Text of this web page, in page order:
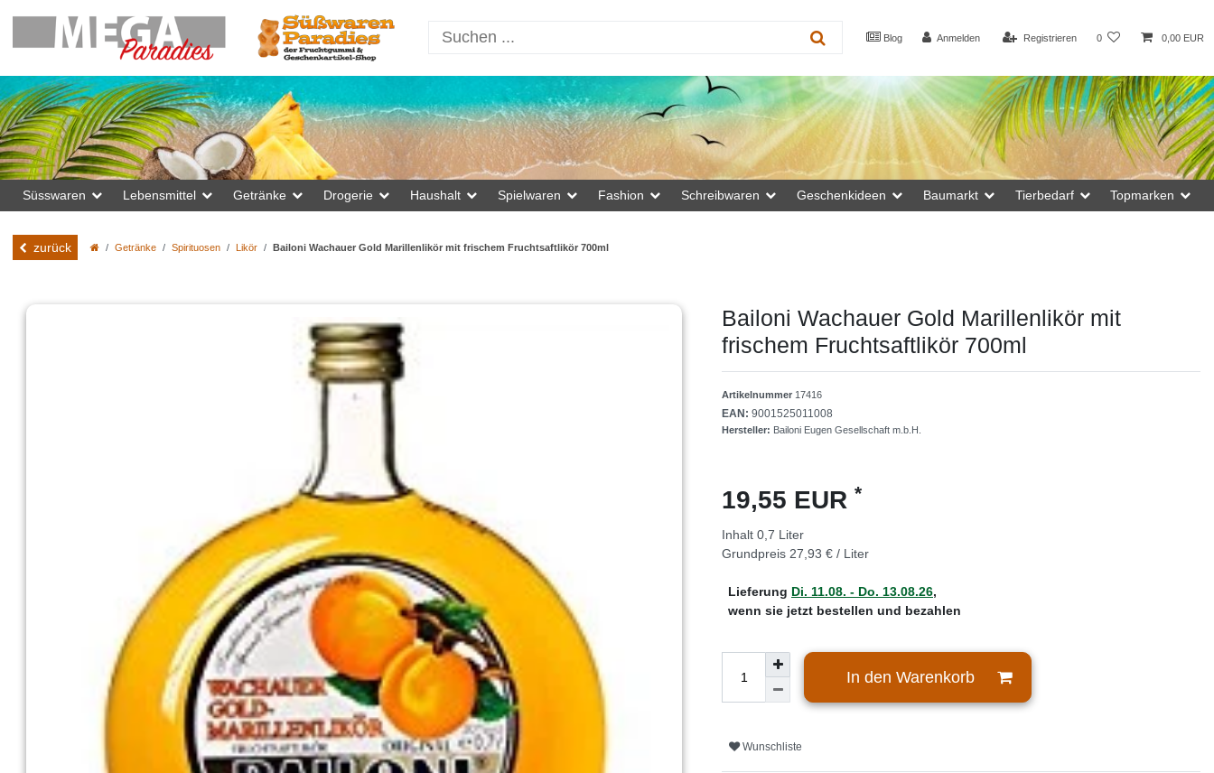
Blog Anmelden Registrieren 0 0,00 EUR
Süsswaren Lebensmittel Getränke Drogerie Haushalt Spielwaren Fashion Schreibwaren Geschenkideen Baumarkt Tierbedarf Topmarken
zurück Getränke Spirituosen Likör Bailoni Wachauer Gold Marillenlikör mit frischem Fruchtsaftlikör 700ml
Bailoni Wachauer Gold Marillenlikör mit
frischem Fruchtsaftlikör 700ml
Artikelnummer 17416
EAN: 9001525011008
Hersteller: Bailoni Eugen Gesellschaft m.b.H.
19,55 EUR *
Inhalt 0,7 Liter
Grundpreis 27,93 € / Liter
Lieferung Di. 11.08. - Do. 13.08.26,
wenn sie jetzt bestellen und bezahlen
In den Warenkorb
Wunschliste